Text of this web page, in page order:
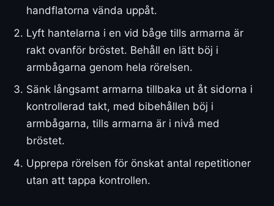
handflatorna vända uppåt.
Lyft hantelarna i en vid båge tills armarna är
rakt ovanför bröstet. Behåll en lätt böj i
armbågarna genom hela rörelsen.
Sänk långsamt armarna tillbaka ut åt sidorna i
kontrollerad takt, med bibehållen böj i
armbågarna, tills armarna är i nivå med
bröstet.
Upprepa rörelsen för önskat antal repetitioner
utan att tappa kontrollen.